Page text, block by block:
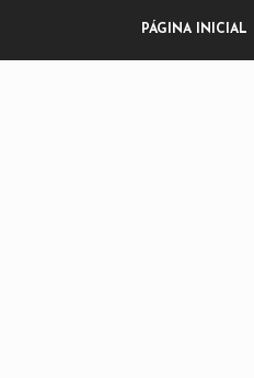
PÁGINA INICIAL